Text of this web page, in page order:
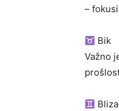
–
Bik
Važno